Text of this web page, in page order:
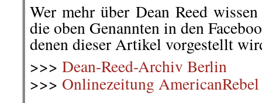
Wer mehr über Dean Reed
die oben Genannten in den
denen dieser Artikel vorgestellt
>>> Dean-Reed-Archiv Berlin
>>> Onlinezeitung AmericanRebel